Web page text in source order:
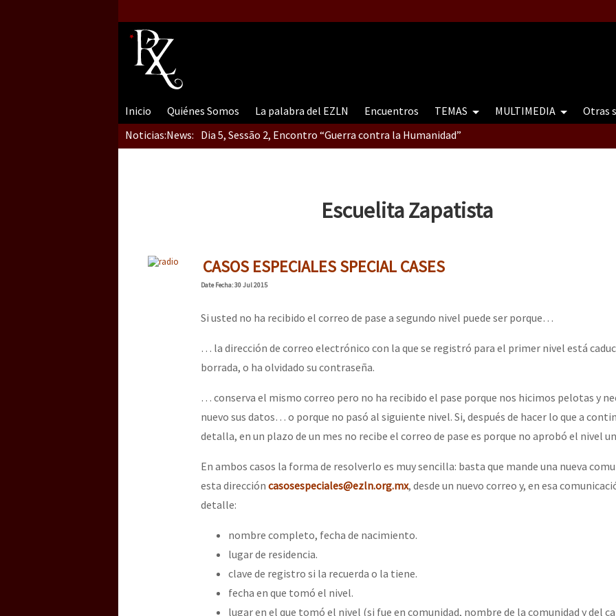
Inicio Quiénes Somos La palabra del EZLN Encuentros TEMAS MULTIMEDIA Otras
Noticias:News: Dia 5, Sessão 2, Encontro “Guerra contra la Humanidad”
Dia 2 do Encontro “Guerra contra a Humanidad”
Dia 1: Encontro “Guerra contra a Humanidade”
[CDMX – 20 julio] Jornadas globales por la libertad de Jesús Plácido Galindo y el alto a la
“Sonhando a Terra do Bem Virá” se publica no Estado Espanhol
Se o México sabe, que o mundo saiba! Nossas lutas pela memória, a justiça e a dignidade
Escuelita Zapatista
CASOS ESPECIALESSPECIAL CASES
DateFecha: 30 Jul 2015
Si usted no ha recibido el correo de pase a segundo nivel puede ser porque…
… la dirección de correo electrónico con la que se registró para el primer nivel está
borrada, o ha olvidado su contraseña.
… conserva el mismo correo pero no ha recibido el pase porque nos hicimos pelotas y
nuevo sus datos… o porque no pasó al siguiente nivel. Si, después de hacer lo que a
detalla, en un plazo de un mes no recibe el correo de pase es porque no aprobó el nivel
En ambos casos la forma de resolverlo es muy sencilla: basta que mande una nueva
esta dirección casosespeciales@ezln.org.mx, desde un nuevo correo y, en esa
detalle:
nombre completo, fecha de nacimiento.
lugar de residencia.
clave de registro si la recuerda o la tiene.
fecha en que tomó el nivel.
lugar en el que tomó el nivel (si fue en comunidad, nombre de la comunidad y del